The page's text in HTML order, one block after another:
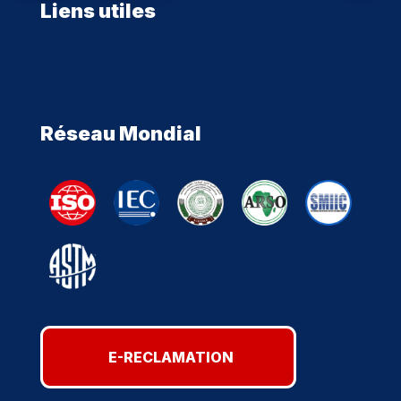
Liens utiles
Réseau Mondial
E-RECLAMATION